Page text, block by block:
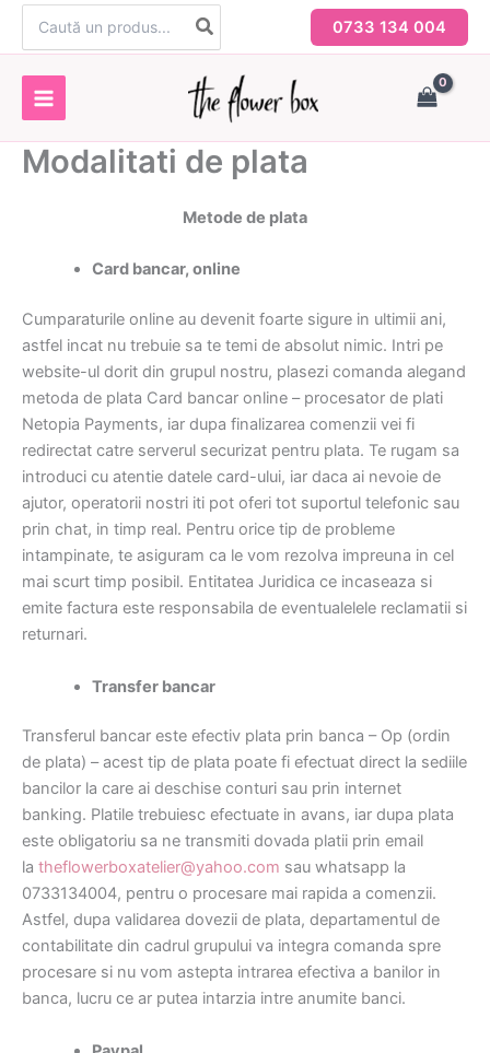
Skip
for:
0733 134 004
Modalitati de plata
Metode de plata
Card bancar, online
Cumparaturile online au devenit foarte sigure in ultimii ani,
astfel incat nu trebuie sa te temi de absolut nimic. Intri pe
website-ul dorit din grupul nostru, plasezi comanda alegand
metoda de plata Card bancar online – procesator de plati
Netopia Payments, iar dupa finalizarea comenzii vei fi
redirectat catre serverul securizat pentru plata. Te rugam sa
introduci cu atentie datele card-ului, iar daca ai nevoie de
ajutor, operatorii nostri iti pot oferi tot suportul telefonic sau
prin chat, in timp real. Pentru orice tip de probleme
intampinate, te asiguram ca le vom rezolva impreuna in cel
mai scurt timp posibil. Entitatea Juridica ce incaseaza si
emite factura este responsabila de eventualelele reclamatii si
returnari.
Transfer bancar
Transferul bancar este efectiv plata prin banca – Op (ordin
de plata) – acest tip de plata poate fi efectuat direct la sediile
bancilor la care ai deschise conturi sau prin internet
banking. Platile trebuiesc efectuate in avans, iar dupa plata
este obligatoriu sa ne transmiti dovada platii prin email
la theflowerboxatelier@yahoo.com sau whatsapp la
0733134004, pentru o procesare mai rapida a comenzii.
Astfel, dupa validarea dovezii de plata, departamentul de
contabilitate din cadrul grupului va integra comanda spre
procesare si nu vom astepta intrarea efectiva a banilor in
banca, lucru ce ar putea intarzia intre anumite banci.